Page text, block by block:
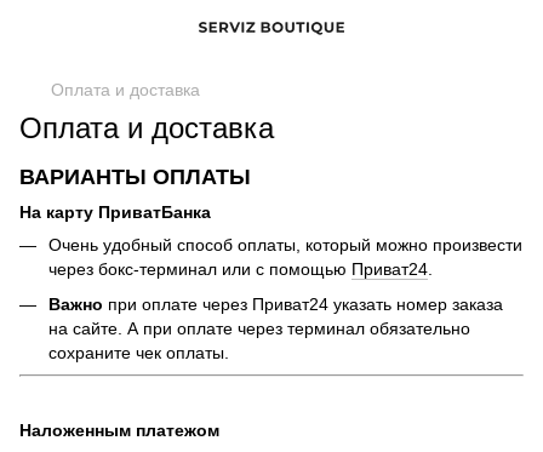
Оплата и доставка
Оплата и доставка
ВАРИАНТЫ ОПЛАТЫ
На карту ПриватБанка
Очень удобный способ оплаты, который можно произвести
через бокс-терминал или с помощью Приват24.
Важно при оплате через Приват24 указать номер заказа
на сайте. А при оплате через терминал обязательно
сохраните чек оплаты.
Наложенным платежом